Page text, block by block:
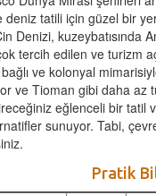
tatili için güzel bir
Denizi, kuzeybatısında
tercih edilen ve turizm
ve kolonyal
ve Tioman gibi daha
eğlenceli bir tatil
sunuyor. Tabi,
Pratik